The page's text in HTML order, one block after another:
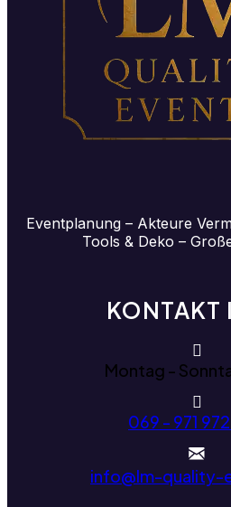
Eventplanung – Akteure
Tools & Deko –
KONTAKT
Montag -
069 - 971
info@lm-quality-